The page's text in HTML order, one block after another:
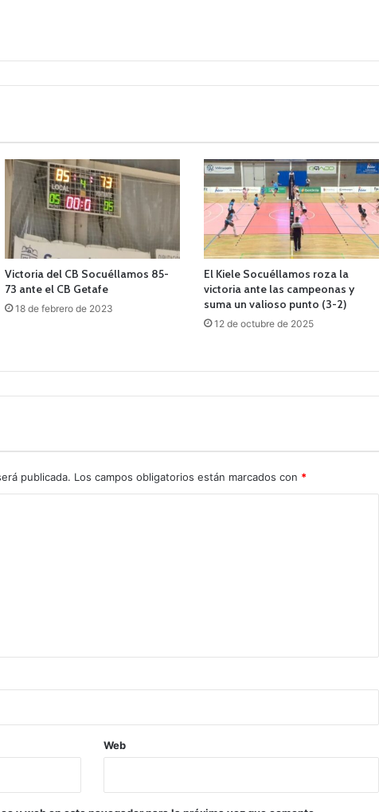
Victoria del CB Socuéllamos 85-
73 ante el CB Getafe
18 de febrero de 2023
El Kiele Socuéllamos roza la
victoria ante las campeonas y
suma un valioso punto (3-2)
12 de octubre de 2025
publicada. Los campos obligatorios están marcados con *
Web